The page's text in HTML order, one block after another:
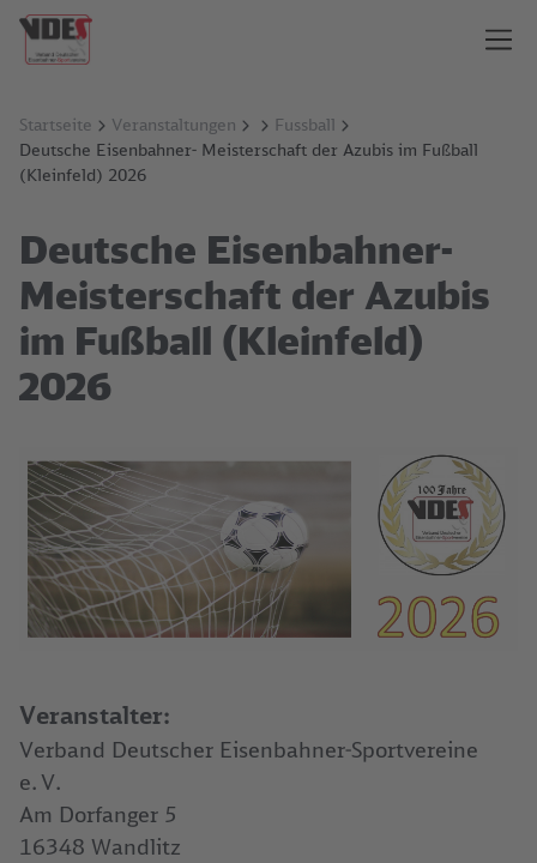
Startseite Veranstaltungen
Fussball
Deutsche Eisenbahner- Meisterschaft der Azubis im Fußball
(Kleinfeld) 2026
Deutsche Eisenbahner-
Meisterschaft der Azubis
im Fußball (Kleinfeld)
2026
Veranstalter:
Verband Deutscher Eisenbahner-Sportvereine
e. V.
Am Dorfanger 5
16348 Wandlitz